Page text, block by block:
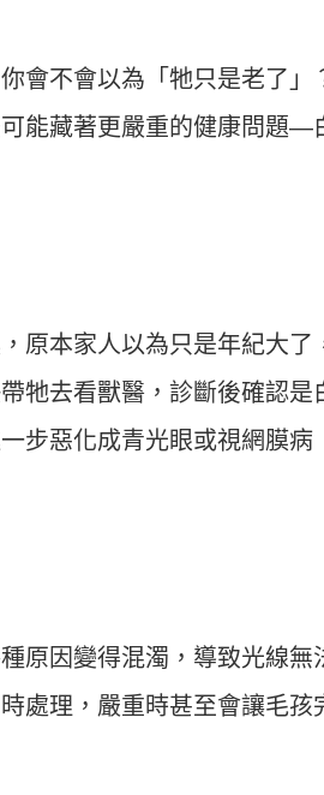
會不會以為「牠只是老了」
能藏著更嚴重的健康問題—
原本家人以為只是年紀大了
牠去看獸醫，診斷後確認是
步惡化成青光眼或視網膜病
原因變得混濁，導致光線無
處理，嚴重時甚至會讓毛孩